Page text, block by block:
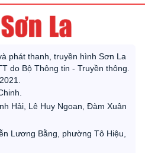
phát thanh, truyền hình Sơn La
do Bộ Thông tin - Truyền thông.
Hải, Lê Huy Ngoan, Đàm Xuân
Lương Bằng, phường Tô Hiệu,